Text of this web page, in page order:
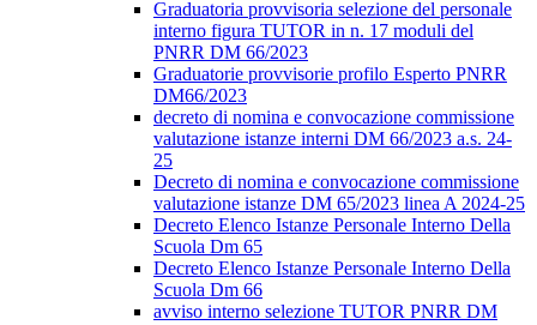
Graduatoria provvisoria selezione del personale
interno figura TUTOR in n. 17 moduli del
PNRR DM 66/2023
Graduatorie provvisorie profilo Esperto PNRR
DM66/2023
decreto di nomina e convocazione commissione
valutazione istanze interni DM 66/2023 a.s. 24-
25
Decreto di nomina e convocazione commissione
valutazione istanze DM 65/2023 linea A 2024-25
Decreto Elenco Istanze Personale Interno Della
Scuola Dm 65
Decreto Elenco Istanze Personale Interno Della
Scuola Dm 66
avviso interno selezione TUTOR PNRR DM